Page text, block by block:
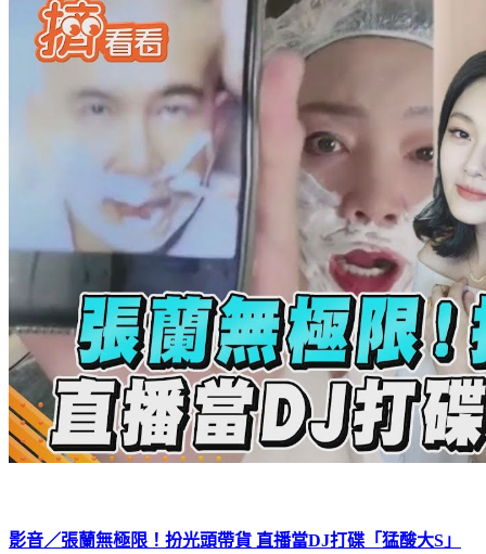
影音／張蘭無極限！扮光頭帶貨 直播當DJ打碟「猛酸大S」